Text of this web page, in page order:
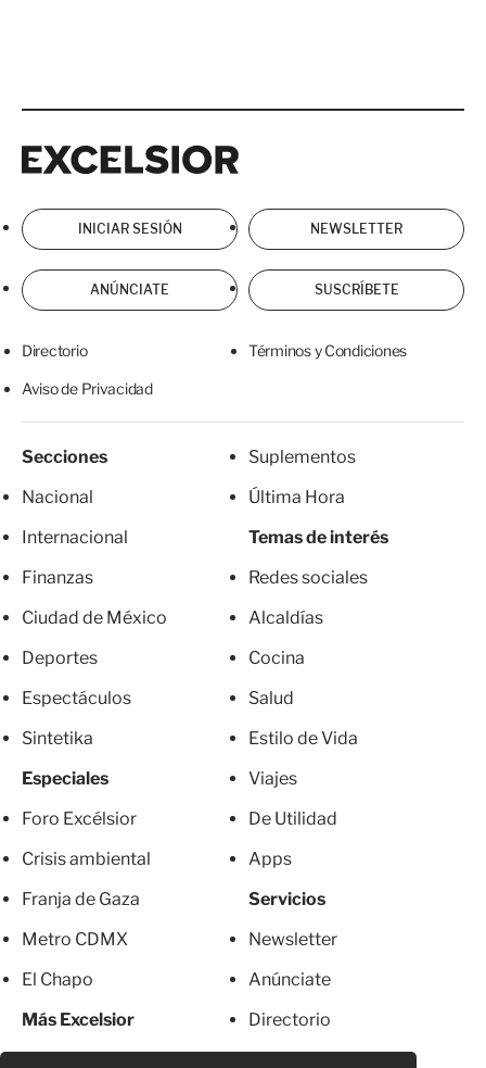
INICIAR SESIÓN NEWSLETTER
ANÚNCIATE SUSCRÍBETE
Directorio Términos y Condiciones
Aviso de Privacidad
Secciones
Nacional
Internacional
Finanzas
Ciudad de México
Deportes
Espectáculos
Sintetika
Especiales
Foro Excélsior
Crisis ambiental
Franja de Gaza
Metro CDMX
El Chapo
Más Excelsior
Suplementos
Última Hora
Temas de interés
Redes sociales
Alcaldías
Cocina
Salud
Estilo de Vida
Viajes
De Utilidad
Apps
Servicios
Newsletter
Anúnciate
Directorio